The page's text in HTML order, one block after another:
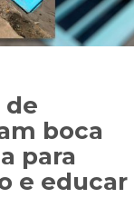
de
boca
para
e educar